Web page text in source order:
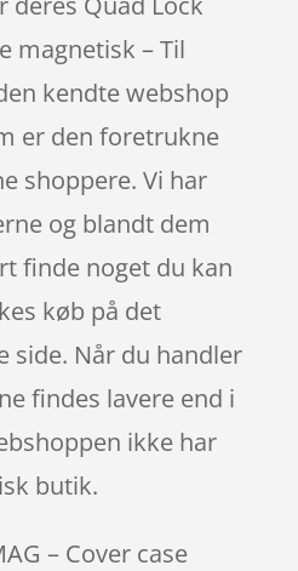
magnetisk – Til
kendte webshop
er den foretrukne
shoppere. Vi har
og blandt dem
finde noget du kan
køb på det
side. Når du handler
findes lavere end i
ikke har
butik.
– Cover case